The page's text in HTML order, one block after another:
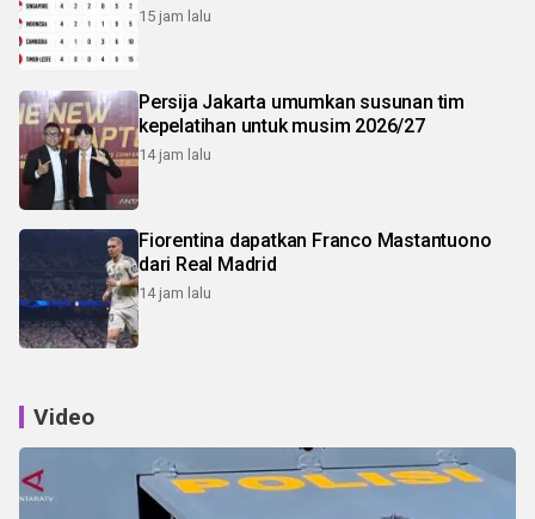
15 jam lalu
Persija Jakarta umumkan susunan tim
kepelatihan untuk musim 2026/27
14 jam lalu
Fiorentina dapatkan Franco Mastantuono
dari Real Madrid
14 jam lalu
Video